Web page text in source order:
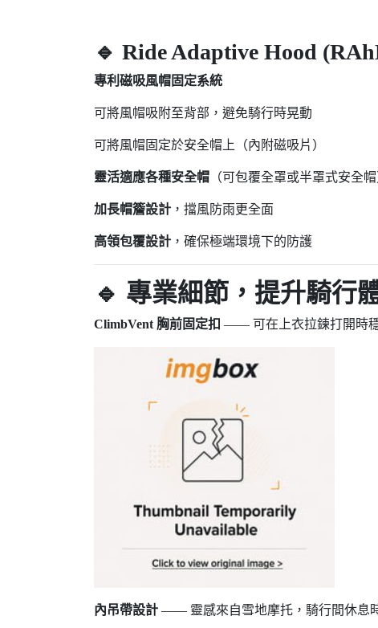
🔹 Ride Adaptive Hood
專利磁吸風帽固定系統
可將風帽吸附至背部，避免騎行時晃動
可將風帽固定於安全帽上（內附磁吸片）
靈活適應各種安全帽 （可包覆全罩或半罩式安全帽
加長帽簷設計 ，擋風防雨更全面
高領包覆設計 ，確保極端環境下的防護
🔹 專業細節，提升騎行
ClimbVent 胸前固定扣 —— 可在上衣拉鍊打開時
內吊帶設計 —— 靈感來自雪地摩托，騎行間休息